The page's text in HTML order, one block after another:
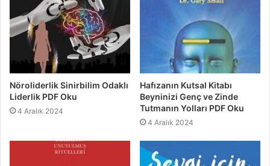
Nöroliderlik Sinirbilim Odaklı
Liderlik PDF Oku
4 Aralık 2024
Hafızanın Kutsal Kitabı
Beyninizi Genç ve Zinde
Tutmanın Yolları PDF Oku
4 Aralık 2024